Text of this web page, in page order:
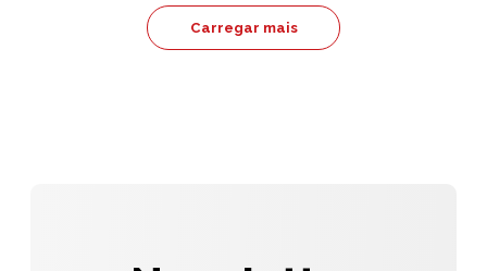
Carregar mais